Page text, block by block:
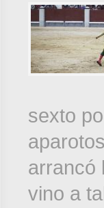
sexto
arrancó
vino a